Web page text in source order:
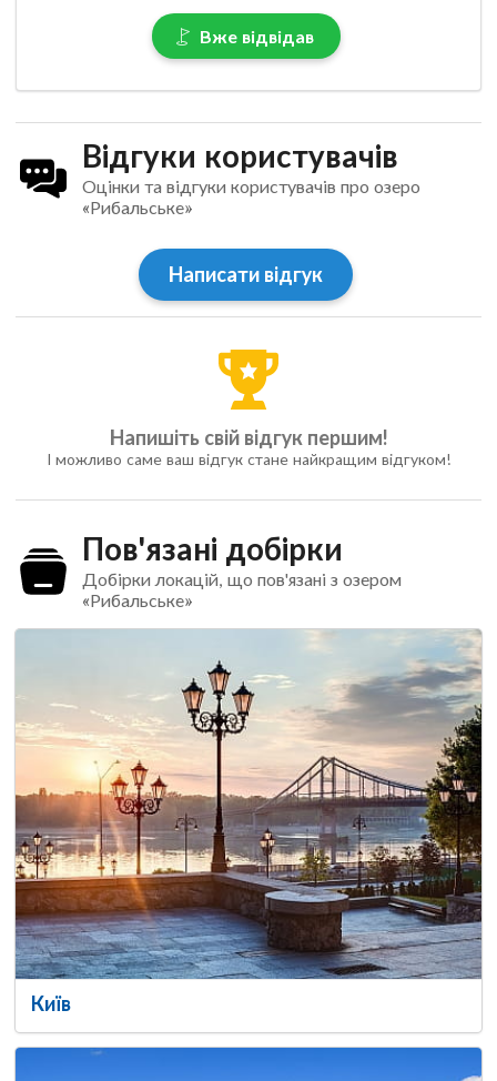
Вже відвідав
Відгуки користувачів
Оцінки та відгуки користувачів про озеро
«Рибальське»
Написати відгук
Напишіть свій відгук першим!
І можливо саме ваш відгук стане найкращим відгуком!
Пов'язані добірки
Добірки локацій, що пов'язані з озером
«Рибальське»
Київ